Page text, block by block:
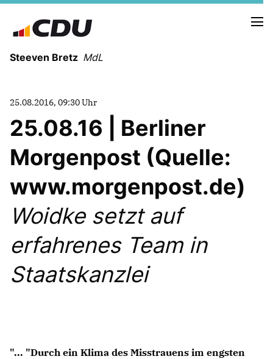
Steeven Bretz MdL
VITA
WAHLKREISBESUCHE
PRESSEFOTOS
MEIN BÜRGERBÜRO
MEIN WAHLKREIS
ZIELE
Redebeiträge
Anträge CDU
CDU Fraktion im Brandenburger Landtag
25.08.2016, 09:30 Uhr
25.08.16 | Berliner
Morgenpost (Quelle:
www.morgenpost.de)
Woidke setzt auf
erfahrenes Team in
Staatskanzlei
"... "Durch ein Klima des Misstrauens im engsten